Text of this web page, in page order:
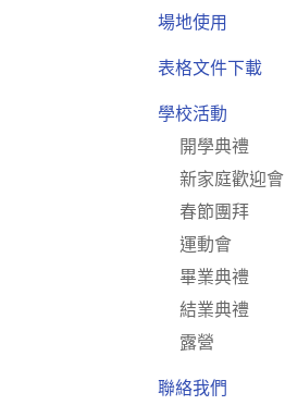
場地使用
表格文件下載
學校活動
開學典禮
新家庭歡迎會
春節團拜
運動會
畢業典禮
結業典禮
露營
聯絡我們